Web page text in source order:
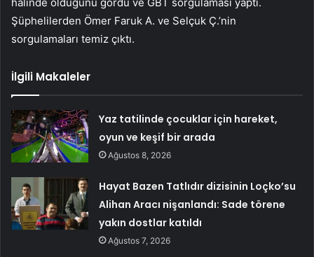
Şüphelilerden Ömer Faruk A. ve Selçuk Ç.’nin
sorgulamaları temiz çıktı.
İlgili Makaleler
Yaz tatilinde çocuklar için hareket,
oyun ve keşif bir arada
Ağustos 8, 2026
Hayat Bazen Tatlıdır dizisinin Loçko’su
Alihan Aracı nişanlandı: Sade törene
yakın dostlar katıldı
Ağustos 7, 2026